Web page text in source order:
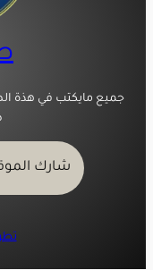
جميع مايكتب في هذة
شارك